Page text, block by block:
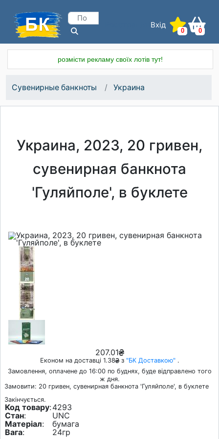
Вхід
0 0
розмісти рекламу своїх лотів тут!
Сувенирные банкноты Украина
Украина, 2023, 20 гривен,
сувенирная банкнота
'Гуляйполе', в буклете
207.01
Економ на доставці 1.38 з "БК Доставкою" .
Замовлення, оплачене до 16:00 по буднях, буде відправлено того
ж дня.
Замовити: 20 гривен, сувенирная банкнота 'Гуляйполе', в буклете
Закінчується.
Код товару:4293
Стан:
UNC
Матеріал:
бумага
Вага: 24гр